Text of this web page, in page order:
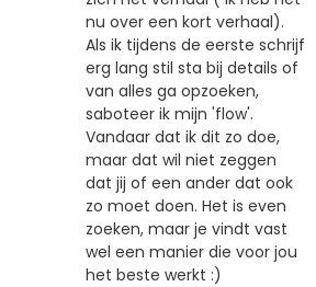
nu over een kort verhaal).
Als ik tijdens de eerste schrijf
erg lang stil sta bij details of
van alles ga opzoeken,
saboteer ik mijn 'flow'.
Vandaar dat ik dit zo doe,
maar dat wil niet zeggen
dat jij of een ander dat ook
zo moet doen. Het is even
zoeken, maar je vindt vast
wel een manier die voor jou
het beste werkt :)